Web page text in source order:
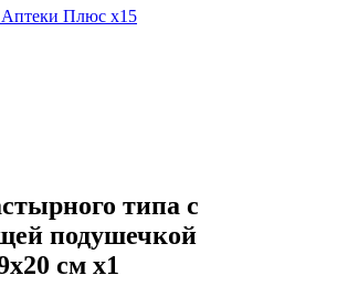
Плюс x15
типа с
подушечкой
см x1